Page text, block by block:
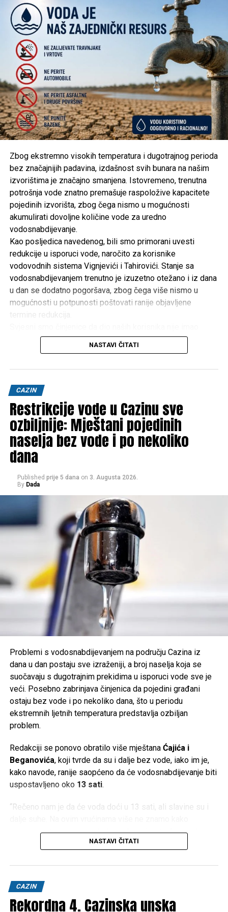
svojim odgovornim ponašanjem doprinesu sigurnosti i
uspješnoj organizaciji jednog od najznačajnijih sportskih
događaja u Krajini.
Share
Share
Share
Mail
Zbog ekstremno visokih temperatura i dugotrajnog perioda
bez značajnijih padavina, izdašnost svih bunara na našim
izvorištima je značajno smanjena. Istovremeno, trenutna
potrošnja vode znatno premašuje raspoložive kapacitete
pojedinih izvorišta, zbog čega nismo u mogućnosti
akumulirati dovoljne količine vode za uredno
vodosnabdijevanje.
Kao posljedica navedenog, bili smo primorani uvesti
redukcije u isporuci vode, naročito za korisnike
vodovodnih sistema Vignjevići i Tahirovići. Stanje sa
vodosnabdijevanjem trenutno je izuzetno otežano i iz dana
u dan se dodatno pogoršava, zbog čega više nismo u
mogućnosti u potpunosti poštovati ranije objavljene
uredno vodosnabdijevanje već nekoliko dana. Ulažemo
maksimalne napore kako bismo svim korisnicima osigurali
Zbog toga upućujemo apel svim korisnicima da vodu
koriste savjesno, odgovorno i racionalno. U ovim
vanrednim okolnostima neophodno je obustaviti svaku
nepotrebnu potrošnju pitke vode, posebno za:
• zalijevanje travnjaka, vrtova i poljoprivrednih površina,
• pranje automobila,
• pranje asfaltnih i drugih vanjskih površina,
• punjenje bazena,
• te sve ostale namjene koje nisu neophodne za osnovne
životne potrebe.
Odgovornim odnosom prema potrošnji vode svi zajedno
možemo doprinijeti da i korisnici koji se nalaze na
najugroženijim dijelovima vodovodne mreže dobiju
dovoljne količine vode za piće i osnovne životne potrebe.
Zahvaljujemo svim korisnicima na razumijevanju, strpljenju i
saradnji.
Share Post
Share
Tweet
Mail
NASTAVI ČITATI
CAZIN
Restrikcije vode u Cazinu sve
ozbiljnije: Mještani pojedinih
naselja bez vode i po nekoliko
dana
Published prije 5 dana on 3. Augusta 2026.
By Dada
Problemi s vodosnabdijevanjem na području Cazina iz
dana u dan postaju sve izraženiji, a broj naselja koja se
suočavaju s dugotrajnim prekidima u isporuci vode sve je
veći. Posebno zabrinjava činjenica da pojedini građani
ostaju bez vode i po nekoliko dana, što u periodu
ekstremnih ljetnih temperatura predstavlja ozbiljan
problem.
Redakciji se ponovo obratilo više mještana Ćajića i
Beganovića, koji tvrde da su i dalje bez vode, iako im je,
kako navode, ranije saopćeno da će vodosnabdijevanje biti
uspostavljeno oko 13 sati.
“Rečeno nam je da će voda doći u 13 sati, ali slavine su i
organizovati osnovne potrebe u domaćinstvu”, navodi
Temperature koje ovih dana prelaze40 stepeni Celzijusa
samo na piće i pripremu hrane, već i na održavanje higijene,
napajanje stoke, zalijevanje vrtova i normalno
NASTAVI ČITATI
CAZIN
Rekordna 4. Cazinska unska